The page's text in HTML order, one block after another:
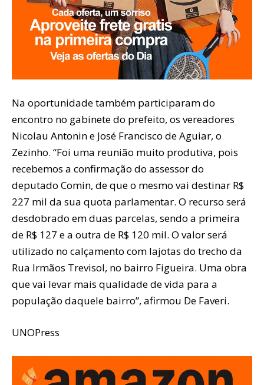
Na oportunidade também participaram do
encontro no gabinete do prefeito, os vereadores
Nicolau Antonin e José Francisco de Aguiar, o
Zezinho. “Foi uma reunião muito produtiva, pois
recebemos a confirmação do assessor do
deputado Comin, de que o mesmo vai destinar R$
227 mil da sua quota parlamentar. O recurso será
desdobrado em duas parcelas, sendo a primeira
de R$ 127 e a outra de R$ 120 mil. O valor será
utilizado no calçamento com lajotas do trecho da
Rua Irmãos Trevisol, no bairro Figueira. Uma obra
que vai levar mais qualidade de vida para a
população daquele bairro”, afirmou De Faveri.
UNOPress